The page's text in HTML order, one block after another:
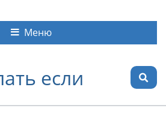
если
Меню